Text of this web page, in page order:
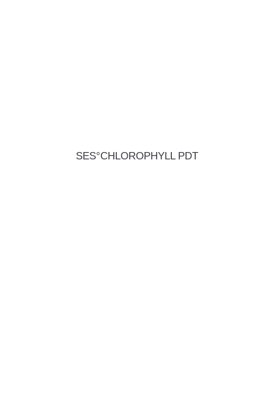
SES°CHLOROPHYLL PDT